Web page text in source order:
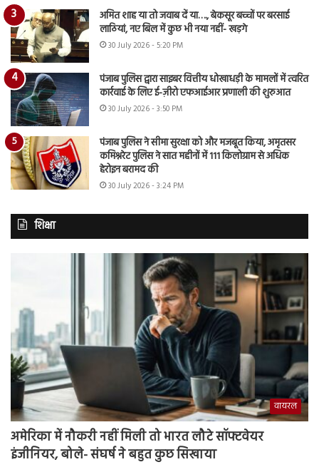
अमित शाह या तो जवाब दें या…., बेकसूर बच्चों पर बरसाई
लाठियां, नए बिल में कुछ भी नया नहीं- खड़गे
30 July 2026 - 5:20 PM
पंजाब पुलिस द्वारा साइबर वित्तीय धोखाधड़ी के मामलों में त्वरित
कार्रवाई के लिए ई-ज़ीरो एफआईआर प्रणाली की शुरुआत
30 July 2026 - 3:50 PM
पंजाब पुलिस ने सीमा सुरक्षा को और मजबूत किया, अमृतसर
कमिश्नरेट पुलिस ने सात महीनों में 111 किलोग्राम से अधिक
हेरोइन बरामद की
30 July 2026 - 3:24 PM
शिक्षा
वायरल
अमेरिका में नौकरी नहीं मिली तो भारत लौटे सॉफ्टवेयर
इंजीनियर, बोले- संघर्ष ने बहुत कुछ सिखाया